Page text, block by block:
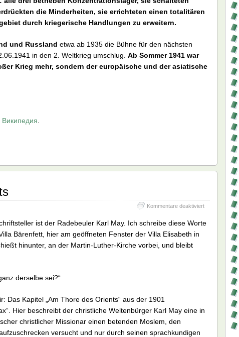
die Minderheiten, sie errichteten einen totalitären
durch kriegerische Handlungen zu erweitern.
und Russland etwa ab 1935 die Bühne für den nächsten
in den 2. Weltkrieg umschlug. Ab Sommer 1941 war
Krieg mehr, sondern der europäische und der asiatische
Kommentare deaktiviertfür
Thore
ist der Radebeuler Karl May. Ich schreibe diese Worte
Bärenfett, hier am geöffneten Fenster der Villa Elisabeth in
hinunter, an der Martin-Luther-Kirche vorbei, und bleibt
derselbe sei?“
Das Kapitel „Am Thore des Orients“ aus der 1901
Hier beschreibt der christliche Weltenbürger Karl May eine in
christlicher Missionar einen betenden Moslem, den
versucht und nur durch seinen sprachkundigen